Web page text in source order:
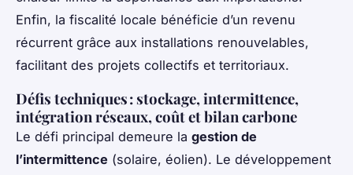
Enfin, la fiscalité locale bénéficie d’un revenu
récurrent grâce aux installations renouvelables,
facilitant des projets collectifs et territoriaux.
Défis techniques : stockage, intermittence,
intégration réseaux, coût et bilan carbone
Le défi principal demeure la gestion de
l’intermittence (solaire, éolien). Le développement